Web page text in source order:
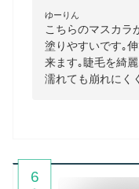
ゆーりん
こちらのマスカラ
塗りやすいです｡
来ます｡睫毛を綺
濡れても崩れにく
6